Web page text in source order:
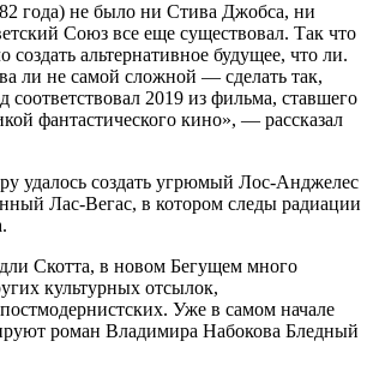
года) не было ни Стива Джобса, ни
Союз все еще существовал. Так что
создать альтернативное будущее, что ли.
ли не самой сложной — сделать так,
соответствовал 2019 из фильма, ставшего
фантастического кино», — рассказал
удалось создать угрюмый Лос-Анджелес
Лас-Вегас, в котором следы радиации
Скотта, в новом Бегущем много
культурных отсылок,
Уже в самом начале
роман Владимира Набокова Бледный